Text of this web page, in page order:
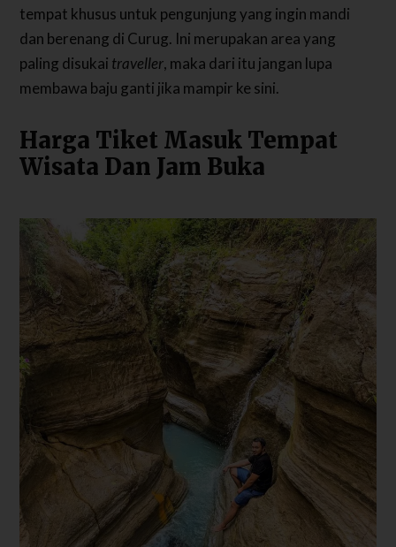
tempat khusus untuk pengunjung yang ingin mandi
dan berenang di Curug. Ini merupakan area yang
paling disukai traveller, maka dari itu jangan lupa
membawa baju ganti jika mampir ke sini.
Harga Tiket Masuk Tempat
Wisata Dan Jam Buka